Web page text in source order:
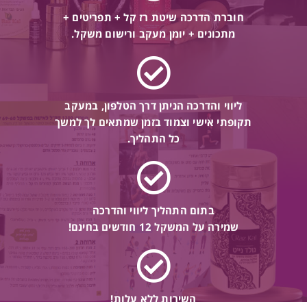
חוברת הדרכה שיטת רז קל + תפריטים +
מתכונים + יומן מעקב ורישום משקל.
ליווי והדרכה הניתן דרך הטלפון, במעקב
תקופתי אישי וצמוד בזמן שמתאים לך למשך
כל התהליך.
בתום התהליך ליווי והדרכה
שמירה על המשקל 12 חודשים בחינם!
השירות ללא עלות!